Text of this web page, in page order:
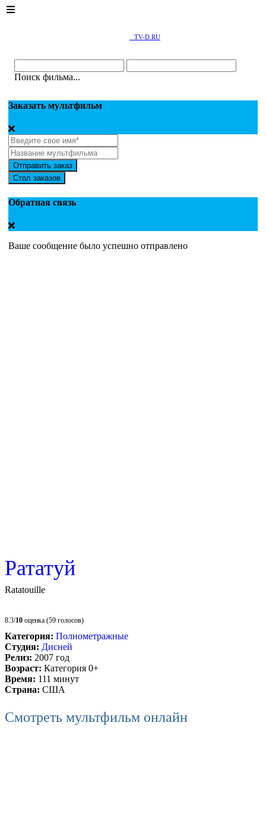
TV-D.RU
Поиск фильма...
Заказать мультфильм
Отправить заказ
Стол заказов
Обратная связь
Ваше сообщение было успешно отправлено
Рататуй
Ratatouille
8.3/10 оценка (59 голосов)
Категория: Полнометражные
Студия: Дисней
Релиз: 2007 год
Возраст: Категория 0+
Время: 111 минут
Страна: США
Смотреть мультфильм онлайн